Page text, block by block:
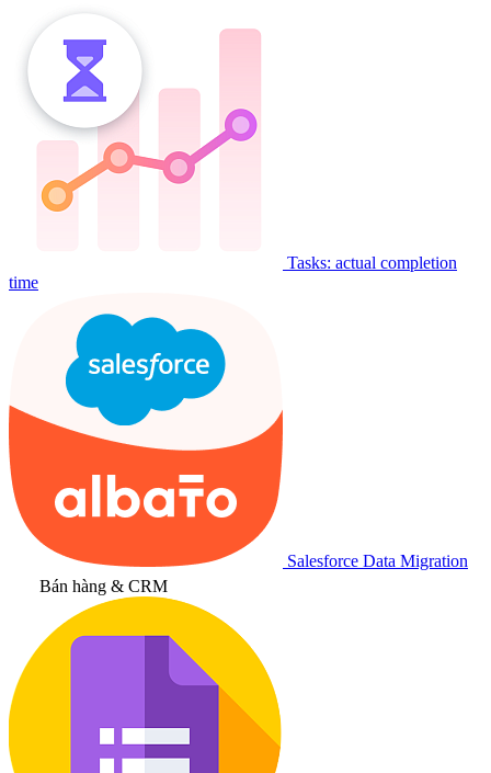
Tasks: actual completion
time
Salesforce Data Migration
Bán hàng & CRM